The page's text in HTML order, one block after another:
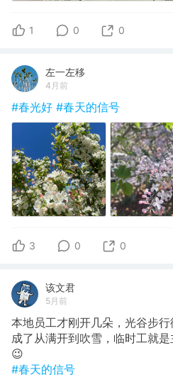
1 0 0
左一左移
4月前
#春光好 #春天的信号
3 0 0
该文君
5月前
本地员工才刚开几朵，光谷步
成了从满开到吹雪，临时工就
😉
#春天的信号